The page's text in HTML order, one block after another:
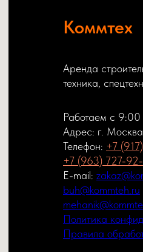
Коммтех
Аренда
техника,
Работаем с
Адрес: г.
Телефон: +7
+7 (963) 727-
E-mail:
buh@kommteh.ru
Политика
Правила